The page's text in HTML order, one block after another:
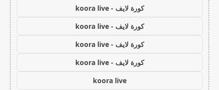
كورة لايف - koora live
كورة لايف - koora live
كورة لايف - koora live
كورة لايف - koora live
koora live